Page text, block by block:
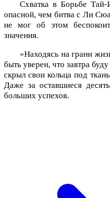
Схватка в Борьбе
опасной, чем битва с Ли
не мог об этом
значения.
«Находясь на грани
быть уверен, что завтра
скрыл свои кольца под
Даже за оставшиеся
больших успехов.